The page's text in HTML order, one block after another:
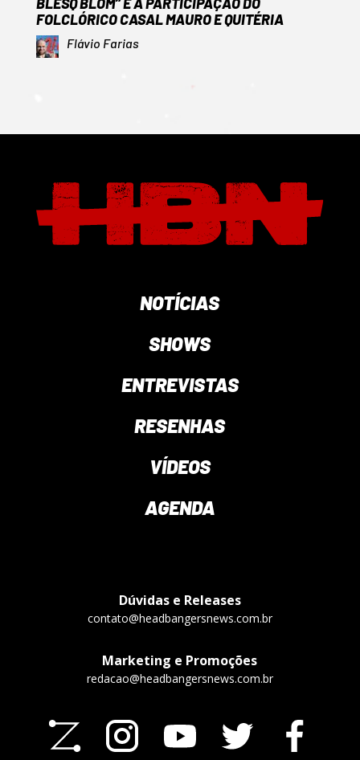
FOLCLÓRICO CASAL MAURO E QUITÉRIA
Flávio Farias
NOTÍCIAS
SHOWS
ENTREVISTAS
RESENHAS
VÍDEOS
AGENDA
Dúvidas e Releases
contato@headbangersnews.com.br
Marketing e Promoções
redacao@headbangersnews.com.br